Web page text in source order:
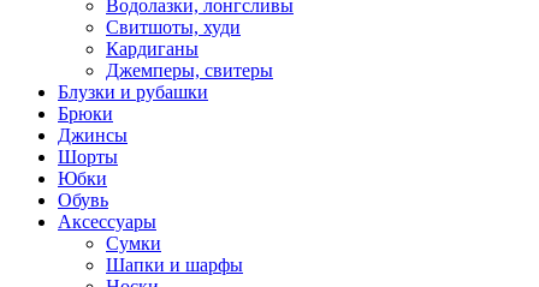
Водолазки, лонгсливы
Свитшоты, худи
Кардиганы
Джемперы, свитеры
Блузки и рубашки
Брюки
Джинсы
Шорты
Юбки
Обувь
Аксессуары
Сумки
Шапки и шарфы